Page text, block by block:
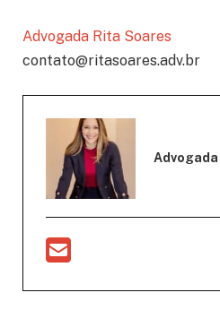
Advogada Rita Soares
contato@ritasoares.adv.br